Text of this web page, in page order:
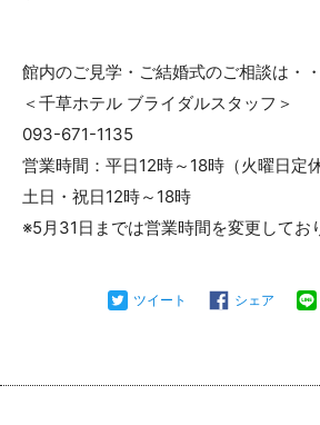
館内のご見学・ご結婚式のご相談は・・
＜千草ホテル ブライダルスタッフ＞
093-671-1135
営業時間：平日12時～18時（火曜日定休
土日・祝日12時～18時
※5月31日までは営業時間を変更してお
ツイート シェア